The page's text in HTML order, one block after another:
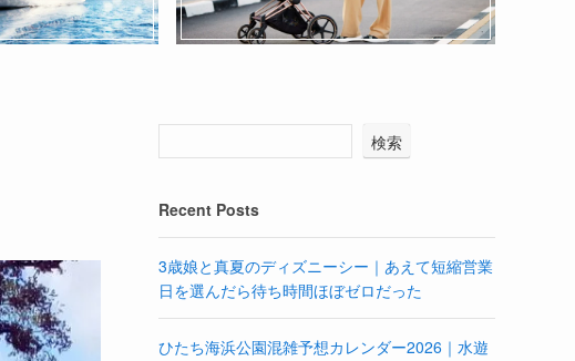
検索
Recent Posts
3歳娘と真夏のディズニーシー｜あえて短縮営業
日を選んだら待ち時間ほぼゼロだった
ひたち海浜公園混雑予想カレンダー2026｜水遊